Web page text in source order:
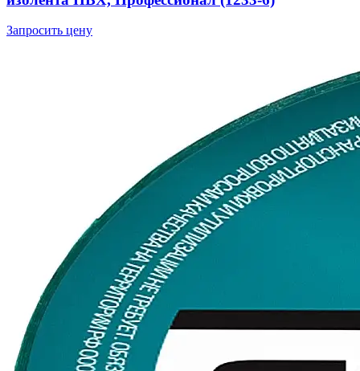
Запросить цену